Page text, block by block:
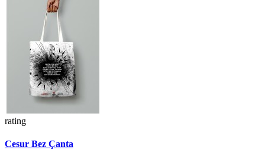
rating
Cesur Bez Çanta